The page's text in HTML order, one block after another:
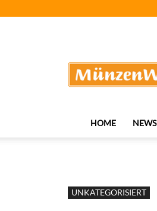
HOME NEWS
UNKATEGORISIERT